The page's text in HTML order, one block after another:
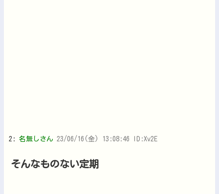
2: 名無しさん 23/06/16(金) 13:08:46 ID:Xv2E
そんなものない定期